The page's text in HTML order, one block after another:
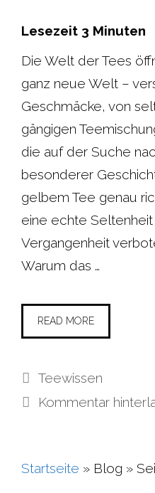
Lesezeit 3 Minuten
Die Welt der Tees
ganz neue Welt –
Geschmäcke, von
gängigen
die auf der Suche
besonderer
gelbem Tee genau
eine echte
Vergangenheit
Warum das …
READ MORE
Kategorien
Teewissen
Kommentar
Startseite » Blog »